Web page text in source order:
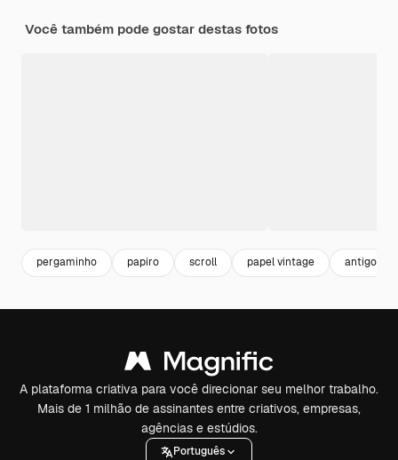
Você também pode gostar destas fotos
pergaminho papiro scroll papel vintage antigo
A plataforma criativa para você direcionar seu melhor trabalho.
Mais de 1 milhão de assinantes entre criativos, empresas,
agências e estúdios.
Português